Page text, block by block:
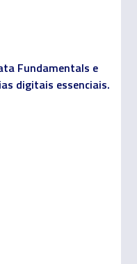
Fundamentals e
digitais essenciais.